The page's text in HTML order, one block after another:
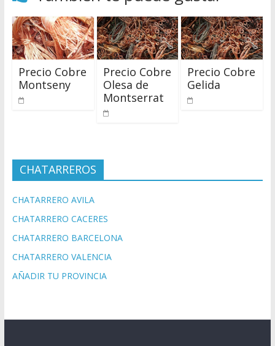
Precio Cobre
Montseny
Precio Cobre
Olesa de
Montserrat
Precio Cobre
Gelida
CHATARREROS
CHATARRERO AVILA
CHATARRERO CACERES
CHATARRERO BARCELONA
CHATARRERO VALENCIA
AÑADIR TU PROVINCIA